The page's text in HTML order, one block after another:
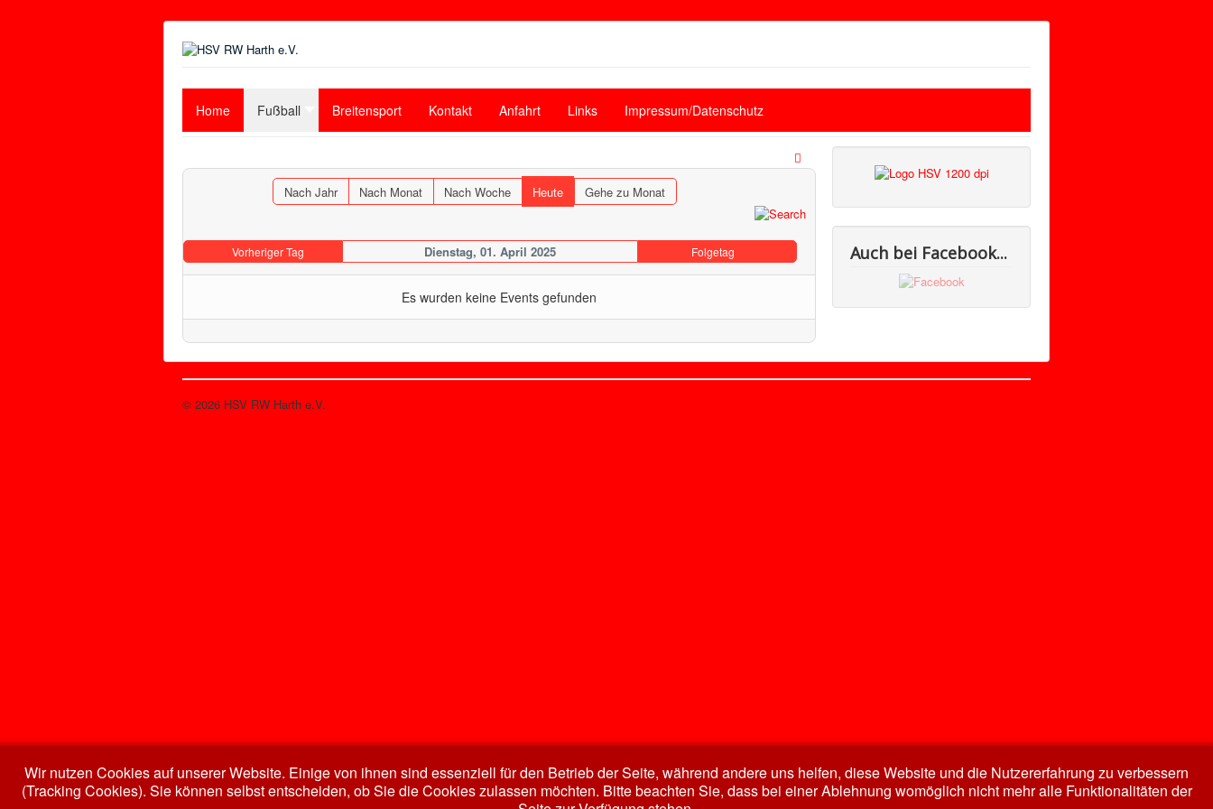
Home Fußball Breitensport Kontakt Anfahrt Links Impressum/Datenschutz
Nach Jahr Nach Monat Nach Woche Heute Gehe zu Monat
Vorheriger Tag Dienstag, 01. April 2025 Folgetag
Es wurden keine Events gefunden
Auch bei Facebook...
© 2026 HSV RW Harth e.V.
Wir nutzen Cookies auf unserer Website. Einige von ihnen sind essenziell für den Betrieb der Seite, während andere uns helfen, diese Website und die Nutzererfahrung zu verbessern
(Tracking Cookies). Sie können selbst entscheiden, ob Sie die Cookies zulassen möchten. Bitte beachten Sie, dass bei einer Ablehnung womöglich nicht mehr alle Funktionalitäten der